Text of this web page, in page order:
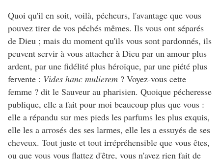
Quoi qu'il en soit, voilà, pécheurs, l'avantage que vous
pouvez tirer de vos péchés mêmes. Ils vous ont séparés
de Dieu ; mais du moment qu'ils vous sont pardonnés, ils
peuvent servir à vous attacher à Dieu par un amour plus
ardent, par une fidélité plus héroïque, par une piété plus
fervente : Vides hanc mulierem ? Voyez-vous cette
femme ? dit le Sauveur au pharisien. Quoique pécheresse
publique, elle a fait pour moi beaucoup plus que vous :
elle a répandu sur mes pieds les parfums les plus exquis,
elle les a arrosés des ses larmes, elle les a essuyés de ses
cheveux. Tout juste et tout irrépréhensible que vous êtes,
ou que vous vous flattez d'être, vous n'avez rien fait de